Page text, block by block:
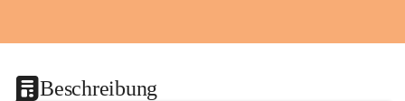
Beschreibung